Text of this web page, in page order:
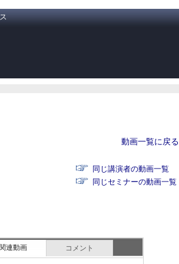
動画一覧に戻る
同じ講演者の動画一覧
同じセミナーの動画一覧
関連動画 コメント